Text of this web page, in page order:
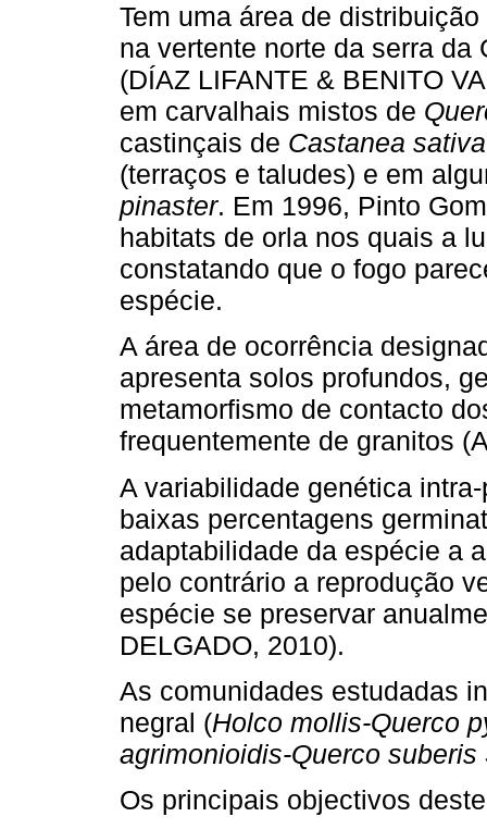
Tem uma área de
na vertente norte da serra da
(DÍAZ LIFANTE & BENITO
em carvalhais mistos de
castinçais de Castanea sativa
(terraços e taludes) e em
pinaster. Em 1996, Pinto
habitats de orla nos quais a
constatando que o fogo
espécie.
A área de ocorrência
apresenta solos profundos,
metamorfismo de contacto
frequentemente de granitos
A variabilidade genética
baixas percentagens
adaptabilidade da espécie a
pelo contrário a reprodução
espécie se preservar
DELGADO, 2010).
As comunidades estudadas
negral (Holco mollis-Querco
agrimonioidis-Querco suberis
Os principais objectivos